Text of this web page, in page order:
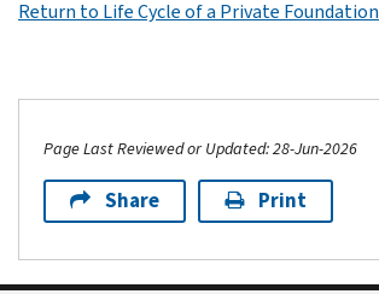
Return to Life Cycle of a Private Foundation
Page Last Reviewed or Updated: 28-Jun-2026
Share Print